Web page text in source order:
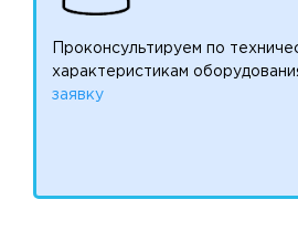
Проконсультируем по
характеристикам
заявку